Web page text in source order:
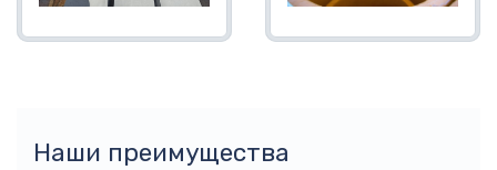
Наши преимущества